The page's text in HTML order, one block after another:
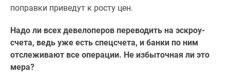
поправки приведут к росту цен.
Надо ли всех девелоперов переводить на эскроу-
счета, ведь уже есть спецсчета, и банки по ним
отслеживают все операции. Не избыточная ли это
мера?